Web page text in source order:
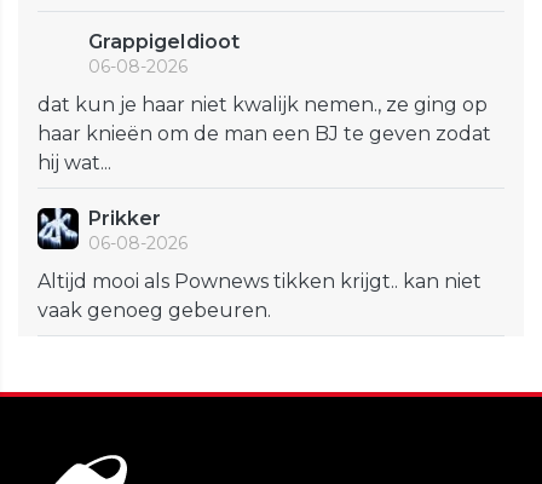
GrappigeIdioot
06-08-2026
dat kun je haar niet kwalijk nemen., ze ging op
haar knieën om de man een BJ te geven zodat
hij wat...
Prikker
06-08-2026
Altijd mooi als Pownews tikken krijgt.. kan niet
vaak genoeg gebeuren.